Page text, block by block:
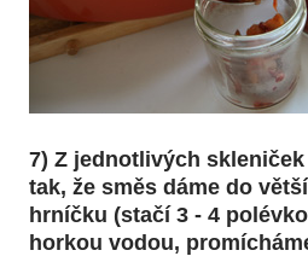
7) Z jednotlivých
tak, že směs dáme do
hrníčku (stačí 3 - 4
horkou vodou,